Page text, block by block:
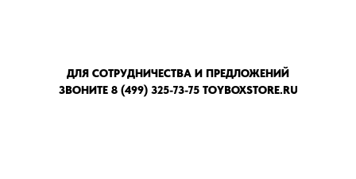
ДЛЯ СОТРУДНИЧЕСТВА И ПРЕДЛОЖЕНИЙ
ЗВОНИТЕ 8 (499) 325-73-75 TOYBOXSTORE.RU